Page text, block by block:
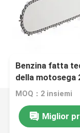
Benzina fatta
della motosega
resistente 070
MOQ：2 insiemi
Miglior